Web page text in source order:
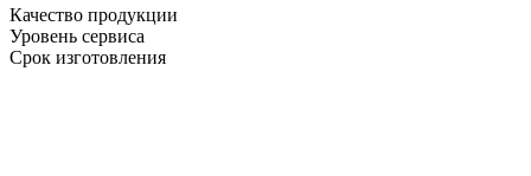
Качество продукции
Уровень сервиса
Срок изготовления